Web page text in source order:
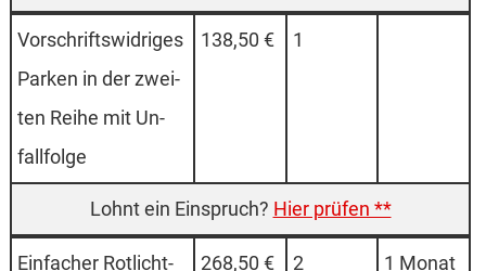
Vor­schrifts­wi­dri­ges
Par­ken in der zwei­
ten Rei­he mit Un­
fall­fol­ge
138,50 € 1
Hier prüfen **
Ein­facher Rot­licht­ 268,50 € 2 1 Monat